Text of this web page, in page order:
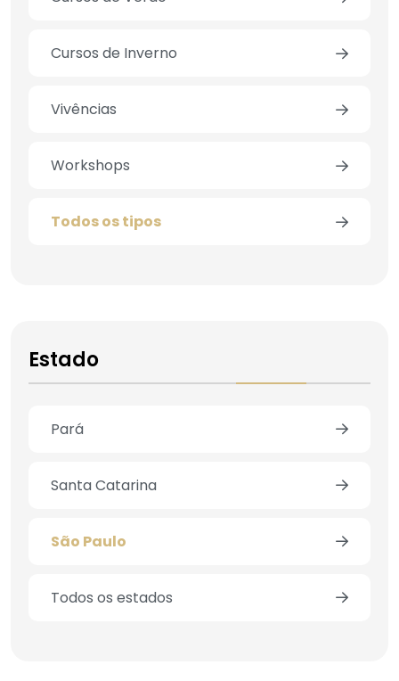
Cursos de Inverno
Vivências
Workshops
Todos os tipos
Estado
Pará
Santa Catarina
São Paulo
Todos os estados